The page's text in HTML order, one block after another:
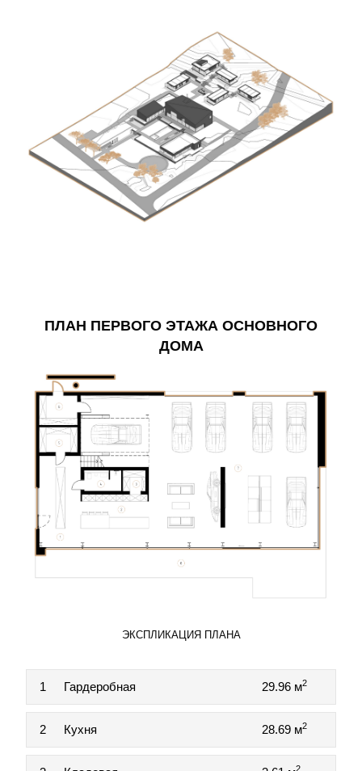
ПЛАН ПЕРВОГО ЭТАЖА ОСНОВНОГО
ДОМА
ЭКСПЛИКАЦИЯ ПЛАНА
1 Гардеробная 29.96 м2
2 Кухня 28.69 м2
2